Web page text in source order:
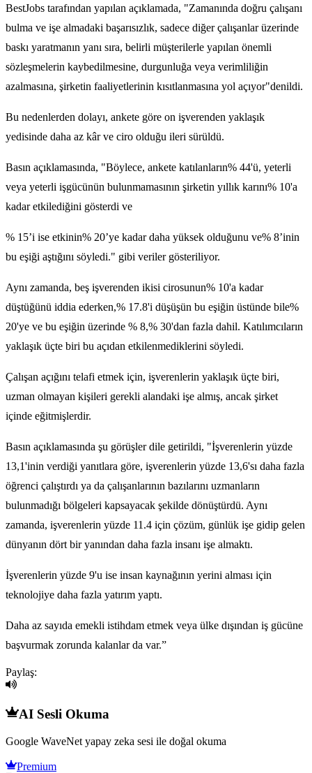
BestJobs tarafından yapılan açıklamada, "Zamanında doğru çalışanı
bulma ve işe almadaki başarısızlık, sadece diğer çalışanlar üzerinde
baskı yaratmanın yanı sıra, belirli müşterilerle yapılan önemli
sözleşmelerin kaybedilmesine, durgunluğa veya verimliliğin
azalmasına, şirketin faaliyetlerinin kısıtlanmasına yol açıyor"denildi.
Bu nedenlerden dolayı, ankete göre on işverenden yaklaşık
yedisinde daha az kâr ve ciro olduğu ileri sürüldü.
Basın açıklamasında, "Böylece, ankete katılanların% 44'ü, yeterli
veya yeterli işgücünün bulunmamasının şirketin yıllık karını% 10'a
kadar etkilediğini gösterdi ve
% 15’i ise etkinin% 20’ye kadar daha yüksek olduğunu ve% 8’inin
bu eşiği aştığını söyledi." gibi veriler gösteriliyor.
Aynı zamanda, beş işverenden ikisi cirosunun% 10'a kadar
düştüğünü iddia ederken,% 17.8'i düşüşün bu eşiğin üstünde bile%
20'ye ve bu eşiğin üzerinde % 8,% 30'dan fazla dahil. Katılımcıların
yaklaşık üçte biri bu açıdan etkilenmediklerini söyledi.
Çalışan açığını telafi etmek için, işverenlerin yaklaşık üçte biri,
uzman olmayan kişileri gerekli alandaki işe almış, ancak şirket
içinde eğitmişlerdir.
Basın açıklamasında şu görüşler dile getirildi, "İşverenlerin yüzde
13,1'inin verdiği yanıtlara göre, işverenlerin yüzde 13,6'sı daha fazla
öğrenci çalıştırdı ya da çalışanlarının bazılarını uzmanların
bulunmadığı bölgeleri kapsayacak şekilde dönüştürdü. Aynı
zamanda, işverenlerin yüzde 11.4 için çözüm, günlük işe gidip gelen
dünyanın dört bir yanından daha fazla insanı işe almaktı.
İşverenlerin yüzde 9'u ise insan kaynağının yerini alması için
teknolojiye daha fazla yatırım yaptı.
Daha az sayıda emekli istihdam etmek veya ülke dışından iş gücüne
başvurmak zorunda kalanlar da var.”
Paylaş:
AI Sesli Okuma
Google WaveNet yapay zeka sesi ile doğal okuma
Premium